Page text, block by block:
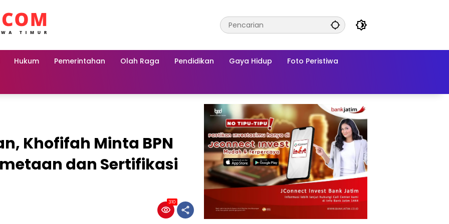
Hukum Pemerintahan Olah Raga Pendidikan Gaya Hidup Foto Peristiwa
Khofifah Minta BPN
dan Sertifikasi
310